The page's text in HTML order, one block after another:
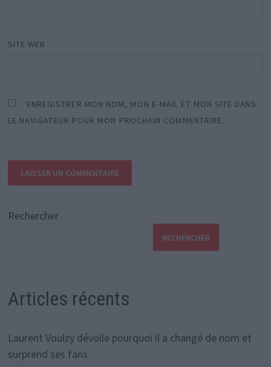
SITE WEB
ENREGISTRER MON NOM, MON E-MAIL ET MON SITE DANS
LE NAVIGATEUR POUR MON PROCHAIN COMMENTAIRE.
Rechercher
RECHERCHER
Articles récents
Laurent Voulzy dévoile pourquoi il a changé de nom et
surprend ses fans